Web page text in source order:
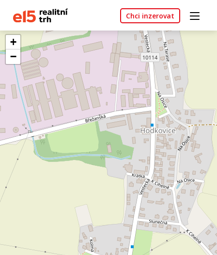
Chci inzerovat
+
−